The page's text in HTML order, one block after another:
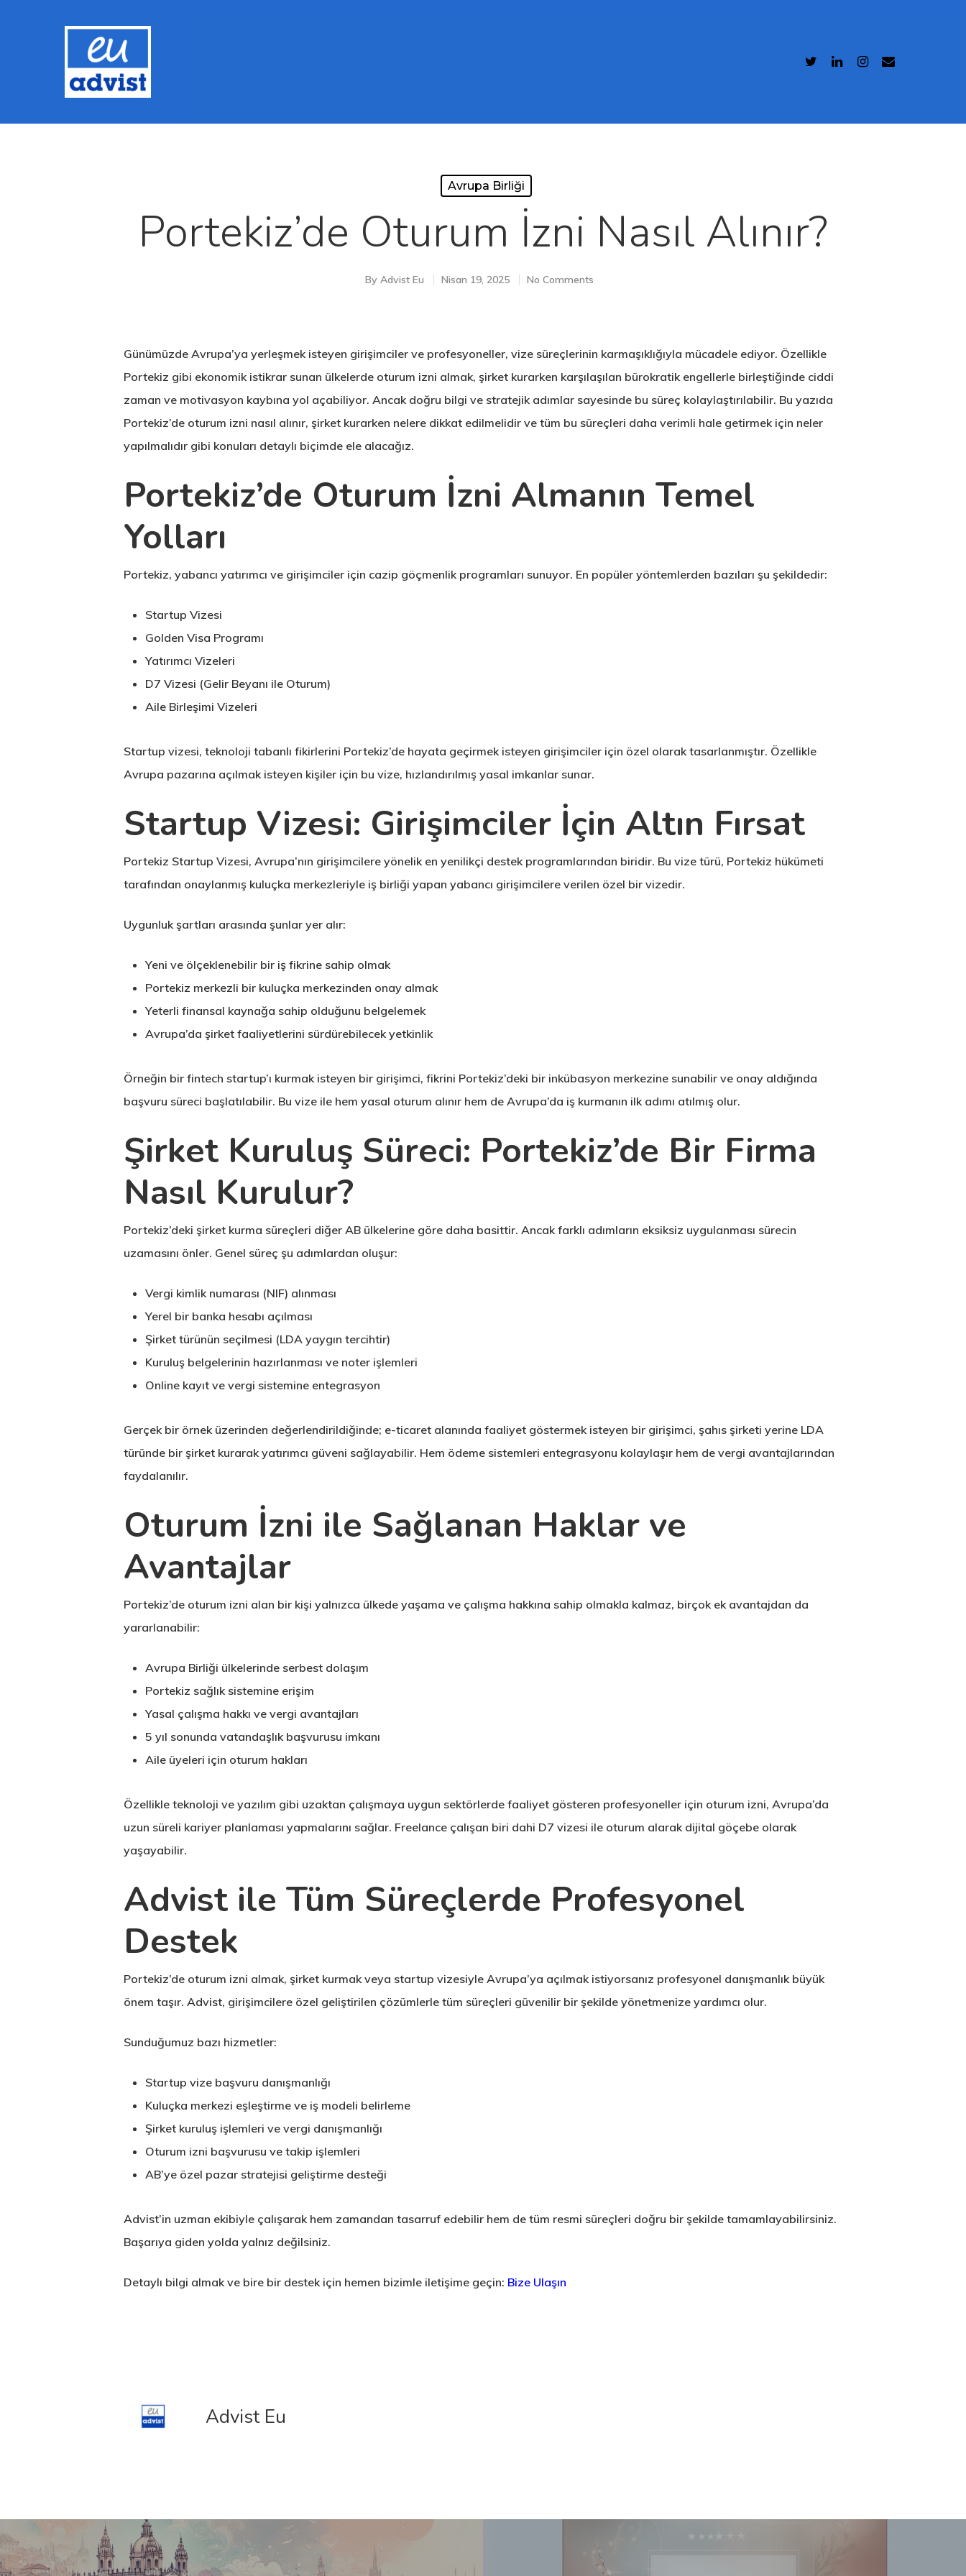
Avrupa Birliği
Portekiz’de Oturum İzni Nasıl Alınır?
By Advist Eu Nisan 19, 2025 No Comments
Günümüzde Avrupa’ya yerleşmek isteyen girişimciler ve profesyoneller, vize süreçlerinin karmaşıklığıyla mücadele ediyor. Özellikle
Portekiz gibi ekonomik istikrar sunan ülkelerde oturum izni almak, şirket kurarken karşılaşılan bürokratik engellerle birleştiğinde ciddi
zaman ve motivasyon kaybına yol açabiliyor. Ancak doğru bilgi ve stratejik adımlar sayesinde bu süreç kolaylaştırılabilir. Bu yazıda
Portekiz’de oturum izni nasıl alınır, şirket kurarken nelere dikkat edilmelidir ve tüm bu süreçleri daha verimli hale getirmek için neler
yapılmalıdır gibi konuları detaylı biçimde ele alacağız.
Portekiz’de Oturum İzni Almanın Temel
Yolları
Portekiz, yabancı yatırımcı ve girişimciler için cazip göçmenlik programları sunuyor. En popüler yöntemlerden bazıları şu şekildedir:
Startup Vizesi
Golden Visa Programı
Yatırımcı Vizeleri
D7 Vizesi (Gelir Beyanı ile Oturum)
Aile Birleşimi Vizeleri
Startup vizesi, teknoloji tabanlı fikirlerini Portekiz’de hayata geçirmek isteyen girişimciler için özel olarak tasarlanmıştır. Özellikle
Avrupa pazarına açılmak isteyen kişiler için bu vize, hızlandırılmış yasal imkanlar sunar.
Startup Vizesi: Girişimciler İçin Altın Fırsat
Portekiz Startup Vizesi, Avrupa’nın girişimcilere yönelik en yenilikçi destek programlarından biridir. Bu vize türü, Portekiz hükümeti
tarafından onaylanmış kuluçka merkezleriyle iş birliği yapan yabancı girişimcilere verilen özel bir vizedir.
Uygunluk şartları arasında şunlar yer alır:
Yeni ve ölçeklenebilir bir iş fikrine sahip olmak
Portekiz merkezli bir kuluçka merkezinden onay almak
Yeterli finansal kaynağa sahip olduğunu belgelemek
Avrupa’da şirket faaliyetlerini sürdürebilecek yetkinlik
Örneğin bir fintech startup’ı kurmak isteyen bir girişimci, fikrini Portekiz’deki bir inkübasyon merkezine sunabilir ve onay aldığında
başvuru süreci başlatılabilir. Bu vize ile hem yasal oturum alınır hem de Avrupa’da iş kurmanın ilk adımı atılmış olur.
Şirket Kuruluş Süreci: Portekiz’de Bir Firma
Nasıl Kurulur?
Portekiz’deki şirket kurma süreçleri diğer AB ülkelerine göre daha basittir. Ancak farklı adımların eksiksiz uygulanması sürecin
uzamasını önler. Genel süreç şu adımlardan oluşur:
Vergi kimlik numarası (NIF) alınması
Yerel bir banka hesabı açılması
Şirket türünün seçilmesi (LDA yaygın tercihtir)
Kuruluş belgelerinin hazırlanması ve noter işlemleri
Online kayıt ve vergi sistemine entegrasyon
Gerçek bir örnek üzerinden değerlendirildiğinde; e-ticaret alanında faaliyet göstermek isteyen bir girişimci, şahıs şirketi yerine LDA
türünde bir şirket kurarak yatırımcı güveni sağlayabilir. Hem ödeme sistemleri entegrasyonu kolaylaşır hem de vergi avantajlarından
faydalanılır.
Oturum İzni ile Sağlanan Haklar ve
Avantajlar
Portekiz’de oturum izni alan bir kişi yalnızca ülkede yaşama ve çalışma hakkına sahip olmakla kalmaz, birçok ek avantajdan da
yararlanabilir:
Avrupa Birliği ülkelerinde serbest dolaşım
Portekiz sağlık sistemine erişim
Yasal çalışma hakkı ve vergi avantajları
5 yıl sonunda vatandaşlık başvurusu imkanı
Aile üyeleri için oturum hakları
Özellikle teknoloji ve yazılım gibi uzaktan çalışmaya uygun sektörlerde faaliyet gösteren profesyoneller için oturum izni, Avrupa’da
uzun süreli kariyer planlaması yapmalarını sağlar. Freelance çalışan biri dahi D7 vizesi ile oturum alarak dijital göçebe olarak
yaşayabilir.
Advist ile Tüm Süreçlerde Profesyonel
Destek
Portekiz’de oturum izni almak, şirket kurmak veya startup vizesiyle Avrupa’ya açılmak istiyorsanız profesyonel danışmanlık büyük
önem taşır. Advist, girişimcilere özel geliştirilen çözümlerle tüm süreçleri güvenilir bir şekilde yönetmenize yardımcı olur.
Sunduğumuz bazı hizmetler:
Startup vize başvuru danışmanlığı
Kuluçka merkezi eşleştirme ve iş modeli belirleme
Şirket kuruluş işlemleri ve vergi danışmanlığı
Oturum izni başvurusu ve takip işlemleri
AB’ye özel pazar stratejisi geliştirme desteği
Advist’in uzman ekibiyle çalışarak hem zamandan tasarruf edebilir hem de tüm resmi süreçleri doğru bir şekilde tamamlayabilirsiniz.
Başarıya giden yolda yalnız değilsiniz.
Detaylı bilgi almak ve bire bir destek için hemen bizimle iletişime geçin: Bize Ulaşın
Advist Eu